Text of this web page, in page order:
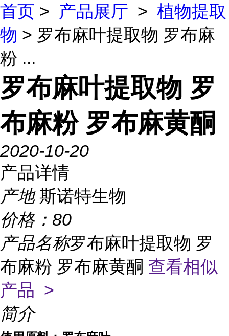
首页 > 产品展厅 > 植物提取
物 > 罗布麻叶提取物 罗布麻
粉 ...
罗布麻叶提取物 罗
布麻粉 罗布麻黄酮
2020-10-20
产品详情
产地 斯诺特生物
价格： 80
产品名称罗布麻叶提取物 罗
布麻粉 罗布麻黄酮 查看相似
产品 >
简介